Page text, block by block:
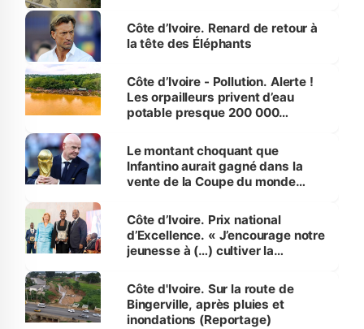
Côte d’Ivoire. Renard de retour à
la tête des Éléphants
Côte d’Ivoire - Pollution. Alerte !
Les orpailleurs privent d’eau
potable presque 200 000
Le montant choquant que
Infantino aurait gagné dans la
vente de la Coupe du monde
Côte d’Ivoire. Prix national
d’Excellence. « J’encourage notre
jeunesse à (…) cultiver la
(Alassane Ouattara
Côte d'Ivoire. Sur la route de
Bingerville, après pluies et
inondations (Reportage)